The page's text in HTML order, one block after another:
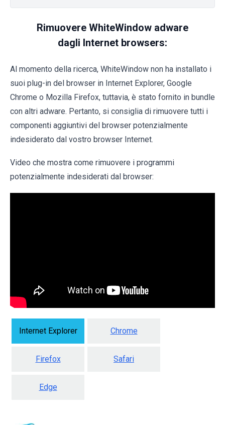
Rimuovere WhiteWindow adware
dagli Internet browsers:
Al momento della ricerca, WhiteWindow non ha installato i
suoi plug-in del browser in Internet Explorer, Google
Chrome o Mozilla Firefox, tuttavia, è stato fornito in bundle
con altri adware. Pertanto, si consiglia di rimuovere tutti i
componenti aggiuntivi del browser potenzialmente
indesiderato dal vostro browser Internet.
Video che mostra come rimuovere i programmi
potenzialmente indesiderati dal browser:
Internet Explorer Chrome
Firefox Safari
Edge